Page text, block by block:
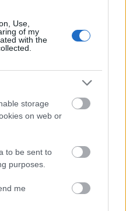
Use,
of my
with the
storage
on web or
to be sent to
purposes.
me
a kérdést, hogy mi
eszköz. És bizony
hogy a technológia